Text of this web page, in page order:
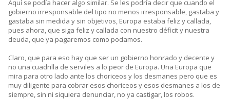
Aquí se podía hacer algo similar. Se les podría decir que cuando el
gobierno irresponsable del tipo no menos irresponsable, gastaba y
gastaba sin medida y sin objetivos, Europa estaba feliz y callada,
pues ahora, que siga feliz y callada con nuestro déficit y nuestra
deuda, que ya pagaremos como podamos.
Claro, que para eso hay que ser un gobierno honrado y decente y
no una cuadrilla de serviles a lo peor de Europa. Una Europa que
mira para otro lado ante los choriceos y los desmanes pero que es
muy diligente para cobrar esos choriceos y esos desmanes a los de
siempre, sin ni siquiera denunciar, no ya castigar, los robos.